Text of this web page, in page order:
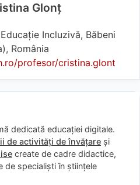
Glonț
Incluzivă, Băbeni
România
profesor/cristina.glont
dedicată educației digitale.
de activități de învățare și
create de cadre didactice,
de specialiști în științele